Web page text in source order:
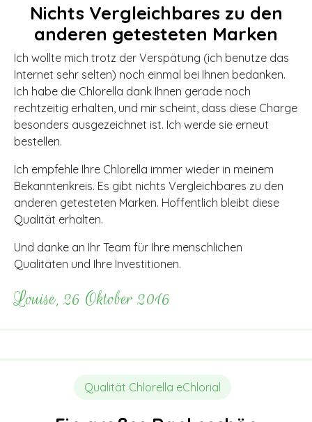
Nichts Vergleichbares zu den
anderen getesteten Marken
Ich wollte mich trotz der Verspätung (ich benutze das
Internet sehr selten) noch einmal bei Ihnen bedanken.
Ich habe die Chlorella dank Ihnen gerade noch
rechtzeitig erhalten, und mir scheint, dass diese Charge
besonders ausgezeichnet ist. Ich werde sie erneut
bestellen.
Ich empfehle Ihre Chlorella immer wieder in meinem
Bekanntenkreis. Es gibt nichts Vergleichbares zu den
anderen getesteten Marken. Hoffentlich bleibt diese
Qualität erhalten.
Und danke an Ihr Team für Ihre menschlichen
Qualitäten und Ihre Investitionen.
Louise, 26 Oktober 2016
Qualität Chlorella eChlorial